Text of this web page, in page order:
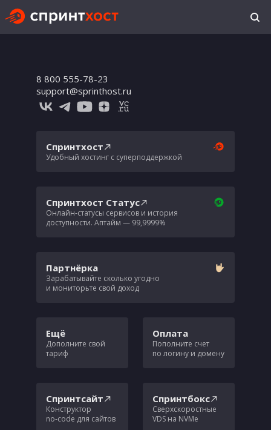
8 800 555-78-23
support@sprinthost.ru
Спринтхост
Удобный хостинг с суперподдержкой
Спринтхост Статус
Онлайн-статусы сервисов и история
доступности. Аптайм — 99,9999%
Партнёрка
Зарабатывайте сколько угодно
и мониторьте свой доход
Ещё
Дополните свой
тариф
Оплата
Пополните счет
по логину и домену
Спринтсайт
Конструктор
no‑code для сайтов
Спринтбокс
Сверхскоростные
VDS на NVMe